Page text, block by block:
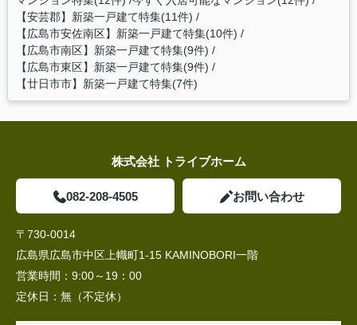
【安芸郡】新築一戸建て特集(11件)
【広島市安佐南区】新築一戸建て特集(10件)
【広島市南区】新築一戸建て特集(9件)
【広島市東区】新築一戸建て特集(9件)
【廿日市市】新築一戸建て特集(7件)
株式会社 トライブホーム
082-208-4505 お問い合わせ
〒730-0014
広島県広島市中区上幟町1-15 KAMINOBORI一階
営業時間： 9:00～19：00
定休日： 無（不定休）